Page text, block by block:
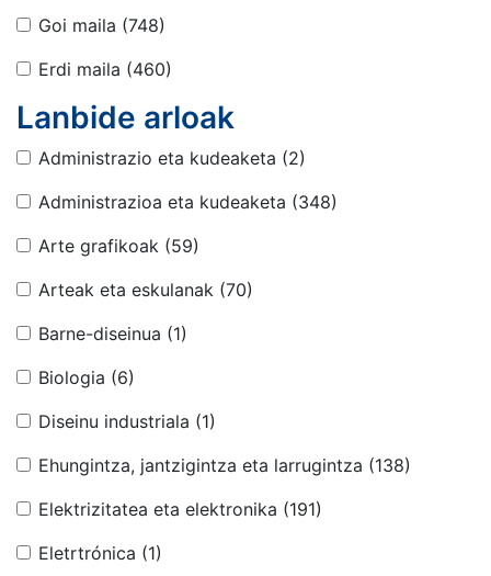
Goi maila (748)
Erdi maila (460)
Lanbide arloak
Administrazio eta kudeaketa (2)
Administrazioa eta kudeaketa (348)
Arte grafikoak (59)
Arteak eta eskulanak (70)
Barne-diseinua (1)
Biologia (6)
Diseinu industriala (1)
Ehungintza, jantzigintza eta larrugintza (138)
Elektrizitatea eta elektronika (191)
Eletrtrónica (1)